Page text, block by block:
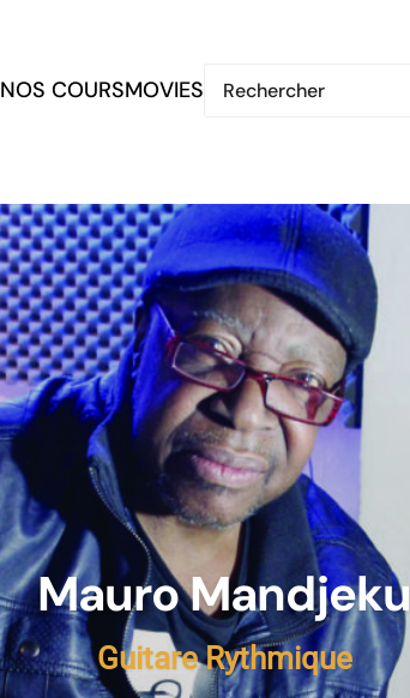
NOS COURSMOVIES
Mauro Mandjeku
Guitare Rythmique